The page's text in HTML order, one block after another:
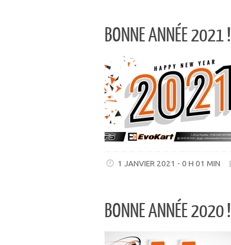
BONNE ANNÉE 2021 !
1 JANVIER 2021 - 0 H 01 MIN
BONNE ANNÉE 2020 !